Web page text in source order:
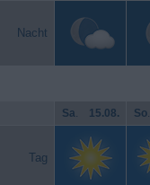
Nacht
Sa. 15.08. So.
Tag